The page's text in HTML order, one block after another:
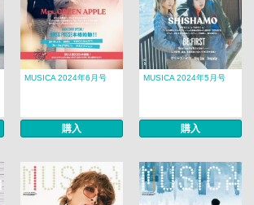
MUSICA 2024年6月号
購入
MUSICA 2024年5月号
購入